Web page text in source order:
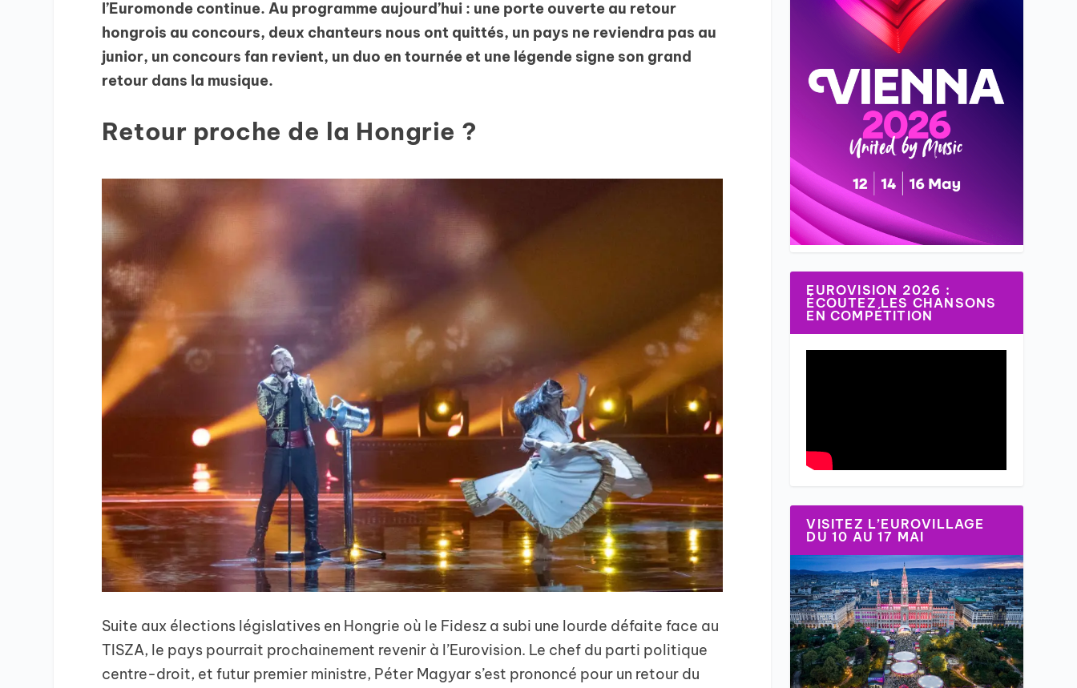
l’Euromonde continue. Au programme aujourd’hui : une porte ouverte au retour
hongrois au concours, deux chanteurs nous ont quittés, un pays ne reviendra pas au
junior, un concours fan revient, un duo en tournée et une légende signe son grand
retour dans la musique.
Retour proche de la Hongrie ?
Suite aux élections législatives en Hongrie où le Fidesz a subi une lourde défaite face au
TISZA, le pays pourrait prochainement revenir à l’Eurovision. Le chef du parti politique
centre-droit, et futur premier ministre, Péter Magyar s’est prononcé pour un retour du
EUROVISION 2026 :
ÉCOUTEZ LES CHANSONS
EN COMPÉTITION
VISITEZ L’EUROVILLAGE
DU 10 AU 17 MAI